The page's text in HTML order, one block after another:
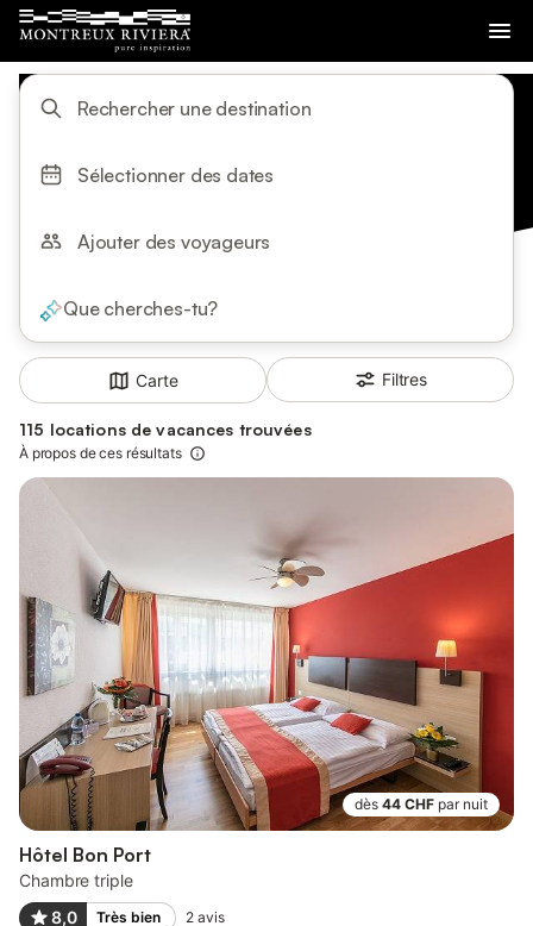
Rechercher une destination
Sélectionner des dates
Ajouter des voyageurs
Que cherches-tu?
Carte Filtres
115 locations de vacances trouvées
À propos de ces résultats
dès 44 CHF par nuit
Hôtel Bon Port
Chambre triple
8,0
Très bien 2 avis